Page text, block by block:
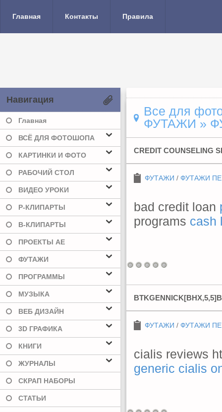
Главная Контакты Правила
Навигация
Главная
ВСЁ ДЛЯ ФОТОШОПА
КАРТИНКИ И ФОТО
РАБОЧИЙ СТОЛ
ВИДЕО УРОКИ
Р-КЛИПАРТЫ
В-КЛИПАРТЫ
ПРОЕКТЫ AE
ФУТАЖИ
ПРОГРАММЫ
МУЗЫКА
ВЕБ ДИЗАЙН
3D ГРАФИКА
КНИГИ
ЖУРНАЛЫ
СКРАП НАБОРЫ
СТАТЬИ
Все для
ФУТАЖИ »
CREDIT COUNSELING
ФУТАЖИ / ФУТАЖИ
bad credit loan
programs cash
ФУТАЖИ / ФУТАЖИ
cialis reviews
generic cialis